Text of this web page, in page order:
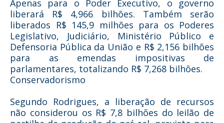
Apenas para o Poder Executivo, o governo
liberará R$ 4,966 bilhões. Também serão
liberados R$ 145,9 milhões para os Poderes
Legislativo, Judiciário, Ministério Público e
Defensoria Pública da União e R$ 2,156 bilhões
para as emendas impositivas de
parlamentares, totalizando R$ 7,268 bilhões.
Conservadorismo
Segundo Rodrigues, a liberação de recursos
não considerou os R$ 7,8 bilhões do leilão de